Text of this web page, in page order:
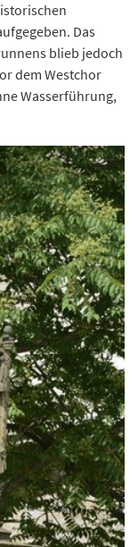
Das
blieb jedoch
dem Westchor
Wasserführung,